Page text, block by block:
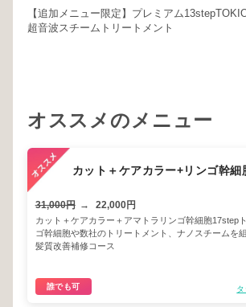
【追加メニュー限定】プレミアム
超音波スチームトリートメント
オススメのメニュー
カット＋ケアカラー+リンゴ幹
31,000円 → 22,000円
カット＋ケアカラー＋アマトラリンゴ幹細胞17step
ゴ幹細胞や数社のトリートメント、ナノスチームを
髪質改善補修コース
誰でも可